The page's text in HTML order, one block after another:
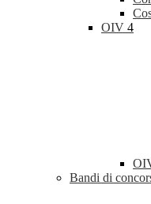
OIV 4
Bandi di